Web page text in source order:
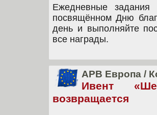
Ежедневные задания
посвящённом Дню
день и выполняйте
все награды.
APB Европа /
Ивент
возвращается